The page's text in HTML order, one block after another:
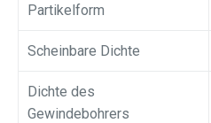
Partikelform
Scheinbare Dichte
Dichte des
Gewindebohrers